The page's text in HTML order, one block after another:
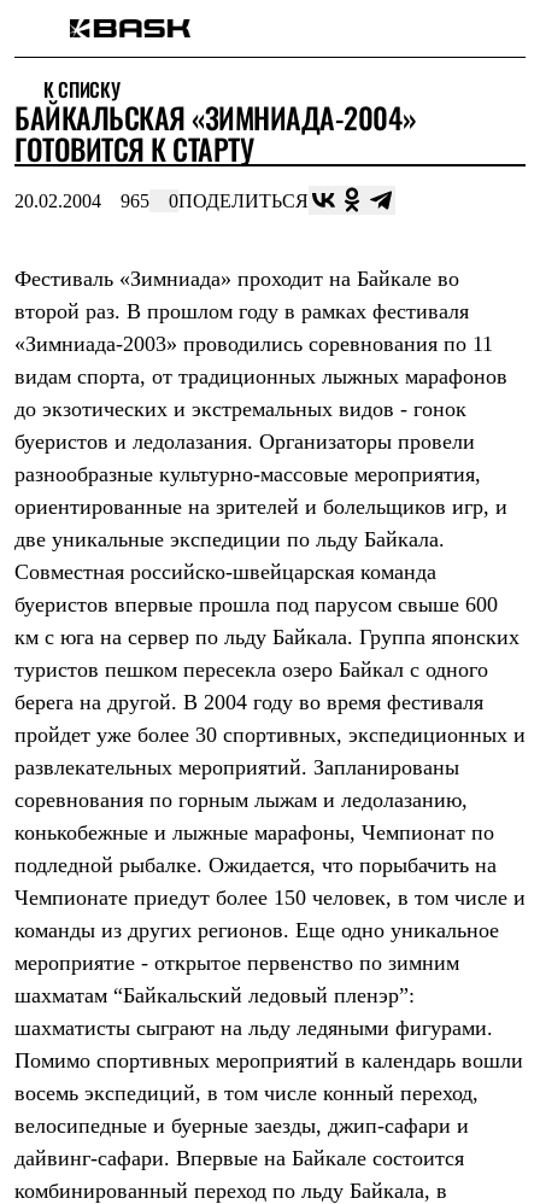
Интернет-магазин
Мужская одежда
Утепленная пухом
Куртки
Жилеты
Куртки
Штормовая одежда
Куртки
Софтшелл одежда
Куртки
Брюки
Флисовая одежда
Куртки
Брюки
Термобелье
Теплое термобелье
Среднее термобелье
Легкое термобелье
Лёгкая одежда
Футболки
Рубашки
Толстовки
Брюки
Женская одежда
Утепленная пухом
Жилеты
Утепленная синтетикой
Брюки
Штормовая одежда
Софтшелл одежда
Куртки
Брюки
Лёгкая одежда
Рубашки
Футболки
Толстовки
Брюки
Термобелье
К СПИСКУ
БАЙКАЛЬСКАЯ «ЗИМНИАДА-2004»
ГОТОВИТСЯ К СТАРТУ
20.02.2004 965 0ПОДЕЛИТЬСЯ
Фестиваль «Зимниада» проходит на Байкале во
второй раз. В прошлом году в рамках фестиваля
«Зимниада-2003» проводились соревнования по 11
видам спорта, от традиционных лыжных марафонов
до экзотических и экстремальных видов - гонок
буеристов и ледолазания. Организаторы провели
разнообразные культурно-массовые мероприятия,
ориентированные на зрителей и болельщиков игр, и
две уникальные экспедиции по льду Байкала.
Совместная российско-швейцарская команда
буеристов впервые прошла под парусом свыше 600
км с юга на сервер по льду Байкала. Группа японских
туристов пешком пересекла озеро Байкал с одного
берега на другой. В 2004 году во время фестиваля
пройдет уже более 30 спортивных, экспедиционных и
развлекательных мероприятий. Запланированы
соревнования по горным лыжам и ледолазанию,
конькобежные и лыжные марафоны, Чемпионат по
подледной рыбалке. Ожидается, что порыбачить на
Чемпионате приедут более 150 человек, в том числе и
команды из других регионов. Еще одно уникальное
мероприятие - открытое первенство по зимним
шахматам “Байкальский ледовый пленэр”:
шахматисты сыграют на льду ледяными фигурами.
Помимо спортивных мероприятий в календарь вошли
восемь экспедиций, в том числе конный переход,
велосипедные и буерные заезды, джип-сафари и
дайвинг-сафари. Впервые на Байкале состоится
комбинированный переход по льду Байкала, в